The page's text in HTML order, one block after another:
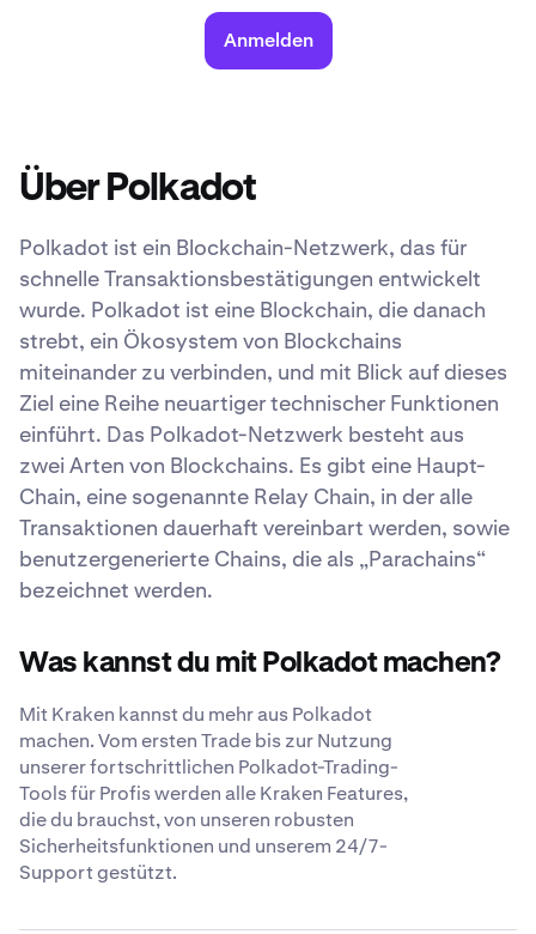
Anmelden
Über Polkadot
Polkadot ist ein Blockchain-Netzwerk, das für
schnelle Transaktionsbestätigungen entwickelt
wurde. Polkadot ist eine Blockchain, die danach
strebt, ein Ökosystem von Blockchains
miteinander zu verbinden, und mit Blick auf dieses
Ziel eine Reihe neuartiger technischer Funktionen
einführt. Das Polkadot-Netzwerk besteht aus
zwei Arten von Blockchains. Es gibt eine Haupt-
Chain, eine sogenannte Relay Chain, in der alle
Transaktionen dauerhaft vereinbart werden, sowie
benutzergenerierte Chains, die als „Parachains“
bezeichnet werden.
Was kannst du mit Polkadot machen?
Mit Kraken kannst du mehr aus Polkadot
machen. Vom ersten Trade bis zur Nutzung
unserer fortschrittlichen Polkadot-Trading-
Tools für Profis werden alle Kraken Features,
die du brauchst, von unseren robusten
Sicherheitsfunktionen und unserem 24/7-
Support gestützt.